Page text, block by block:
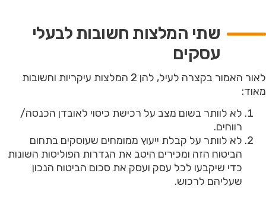
שתי המלצות חשובות לבעלי
עסקים
לאור האמור בקצרה לעיל, להן 2 המלצות עיקריות וחשובות
מאוד:
לא לוותר בשום מצב על רכישת כיסוי לאובדן הכנסה/
רווחים.
לא לוותר על קבלת ייעוץ ממומחים שעוסקים בתחום
הביטוח הזה ומכירים היטב את הגדרות הפוליסות השונות
כדי שיקבעו לכל עסק ועסק את סכום הביטוח הנכון
שעליהם לרכוש.